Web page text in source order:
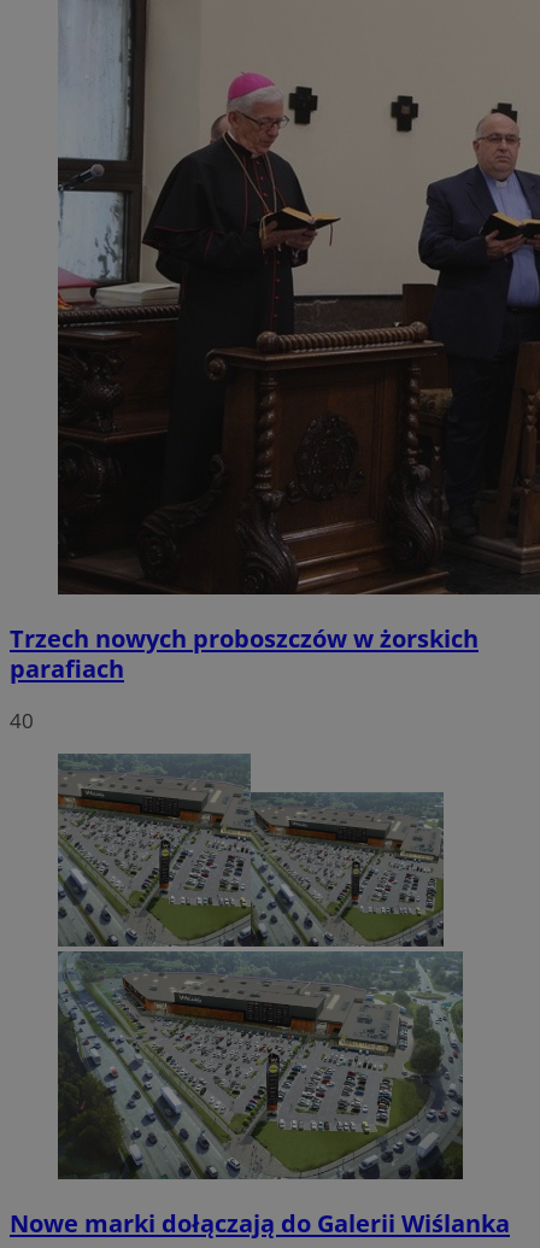
Trzech nowych proboszczów w żorskich
parafiach
40
Nowe marki dołączają do Galerii Wiślanka